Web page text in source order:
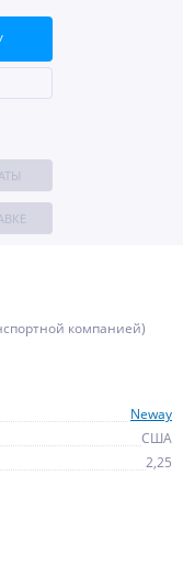
компанией)
Neway
США
2,25